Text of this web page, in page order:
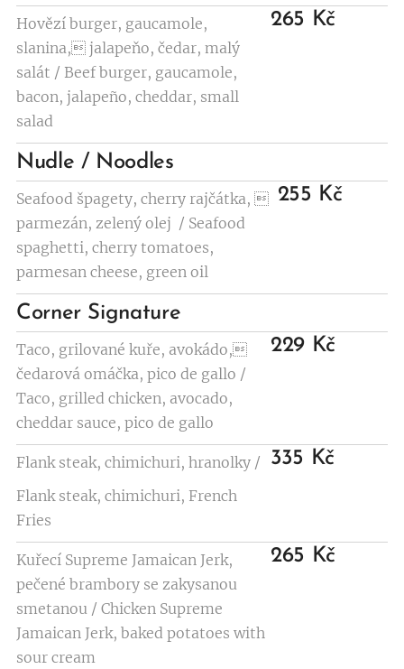
Hovězí burger, gaucamole,
slanina, jalapeňo, čedar, malý
salát / Beef burger, gaucamole,
bacon, jalapeño, cheddar, small
salad
265 Kč
Nudle / Noodles
Seafood špagety, cherry rajčátka, 
parmezán, zelený olej / Seafood
spaghetti, cherry tomatoes,
parmesan cheese, green oil
255 Kč
Corner Signature
Taco, grilované kuře, avokádo,
čedarová omáčka, pico de gallo /
Taco, grilled chicken, avocado,
cheddar sauce, pico de gallo
229 Kč
Flank steak, chimichuri, hranolky /
Flank steak, chimichuri, French
Fries
335 Kč
Kuřecí Supreme Jamaican Jerk,
pečené brambory se zakysanou
smetanou / Chicken Supreme
Jamaican Jerk, baked potatoes with
sour cream
265 Kč